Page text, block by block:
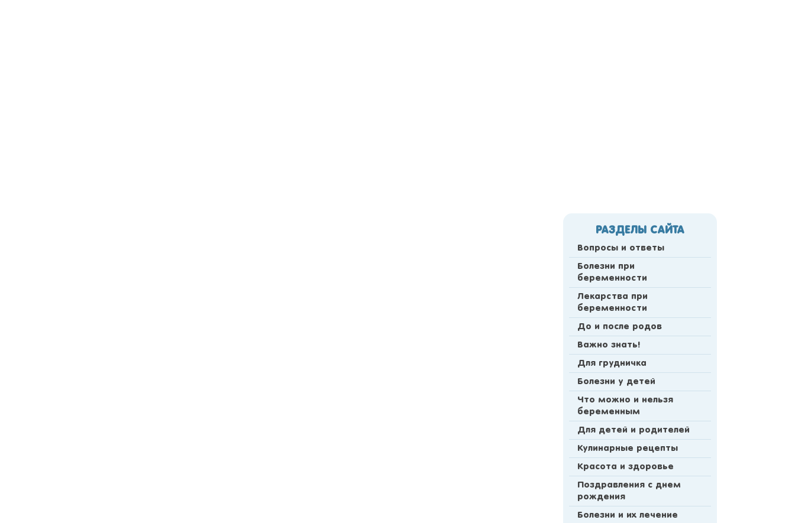
РАЗДЕЛЫ САЙТА
Вопросы и ответы
Болезни при
беременности
Лекарства при
беременности
До и после родов
Важно знать!
Для грудничка
Болезни у детей
Что можно и нельзя
беременным
Для детей и родителей
Кулинарные рецепты
Красота и здоровье
Поздравления с днем
рождения
Болезни и их лечение